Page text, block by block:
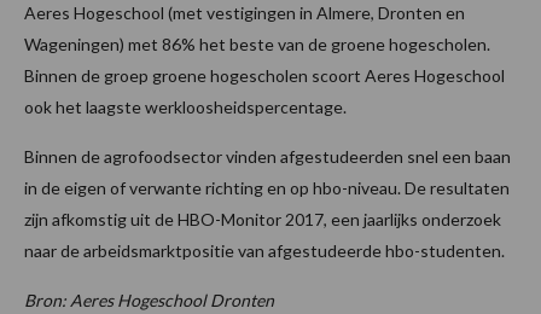
Aeres Hogeschool (met vestigingen in Almere, Dronten en
Wageningen) met 86% het beste van de groene hogescholen.
Binnen de groep groene hogescholen scoort Aeres Hogeschool
ook het laagste werkloosheidspercentage.
Binnen de agrofoodsector vinden afgestudeerden snel een baan
in de eigen of verwante richting en op hbo-niveau. De resultaten
zijn afkomstig uit de HBO-Monitor 2017, een jaarlijks onderzoek
naar de arbeidsmarktpositie van afgestudeerde hbo-studenten.
Bron: Aeres Hogeschool Dronten